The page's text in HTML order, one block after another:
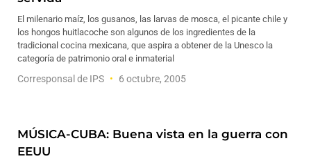
El milenario maíz, los gusanos, las larvas de mosca, el picante chile y
los hongos huitlacoche son algunos de los ingredientes de la
tradicional cocina mexicana, que aspira a obtener de la Unesco la
categoría de patrimonio oral e inmaterial
Corresponsal de IPS 6 octubre, 2005
MÚSICA-CUBA: Buena vista en la guerra con
EEUU